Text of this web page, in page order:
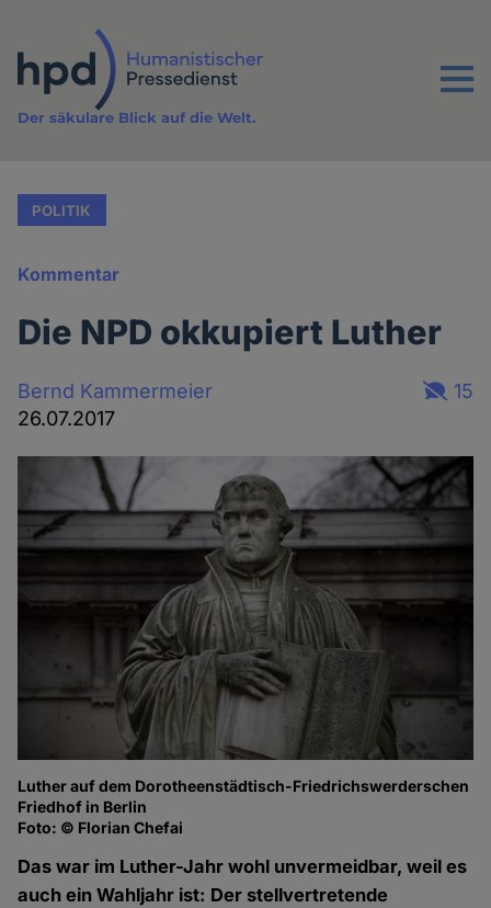
Inhalt
Menu
Der säkulare Blick auf die Welt.
POLITIK
Kommentar
Die NPD okkupiert Luther
Bernd Kammermeier
26.07.2017
15
Luther auf dem Dorotheenstädtisch-Friedrichswerderschen
Friedhof in Berlin
Foto: © Florian Chefai
Das war im Luther-Jahr wohl unvermeidbar, weil es
auch ein Wahljahr ist: Der stellvertretende